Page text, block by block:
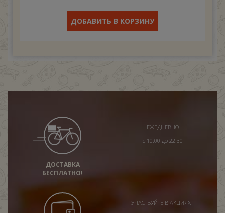
ДОБАВИТЬ В КОРЗИНУ
ДОСТАВКА
БЕСПЛАТНО!
ЕЖЕДНЕВНО
с 10:00 до 22:30
УЧАСТВУЙТЕ В АКЦИЯХ -